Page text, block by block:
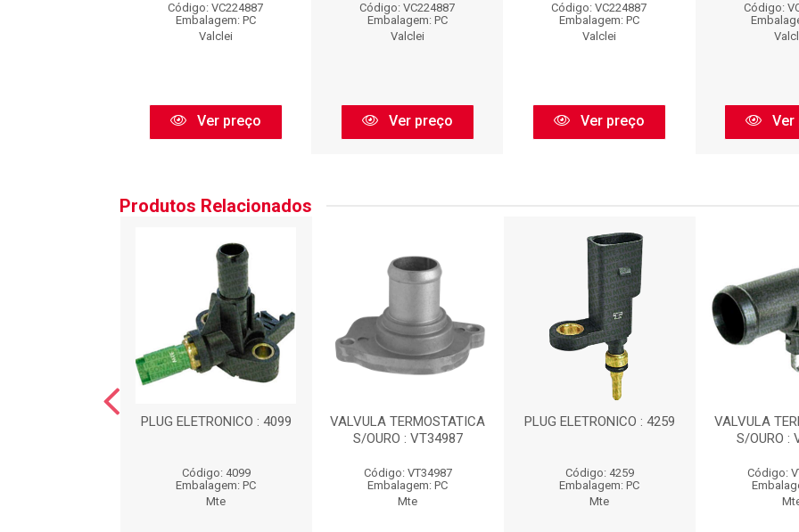
Código: VC224887
Embalagem: PC
Valclei
Ver preço
Código: VC224887
Embalagem: PC
Valclei
Ver preço
Código: VC224887
Embalagem: PC
Valclei
Ver preço
Código:
Ver
Produtos Relacionados
PLUG ELETRONICO : 4099
Código: 4099
Embalagem: PC
Mte
VALVULA TERMOSTATICA
S/OURO : VT34987
Código: VT34987
Embalagem: PC
Mte
PLUG ELETRONICO : 4259
Código: 4259
Embalagem: PC
Mte
VALVULA
S/OURO :
Código: